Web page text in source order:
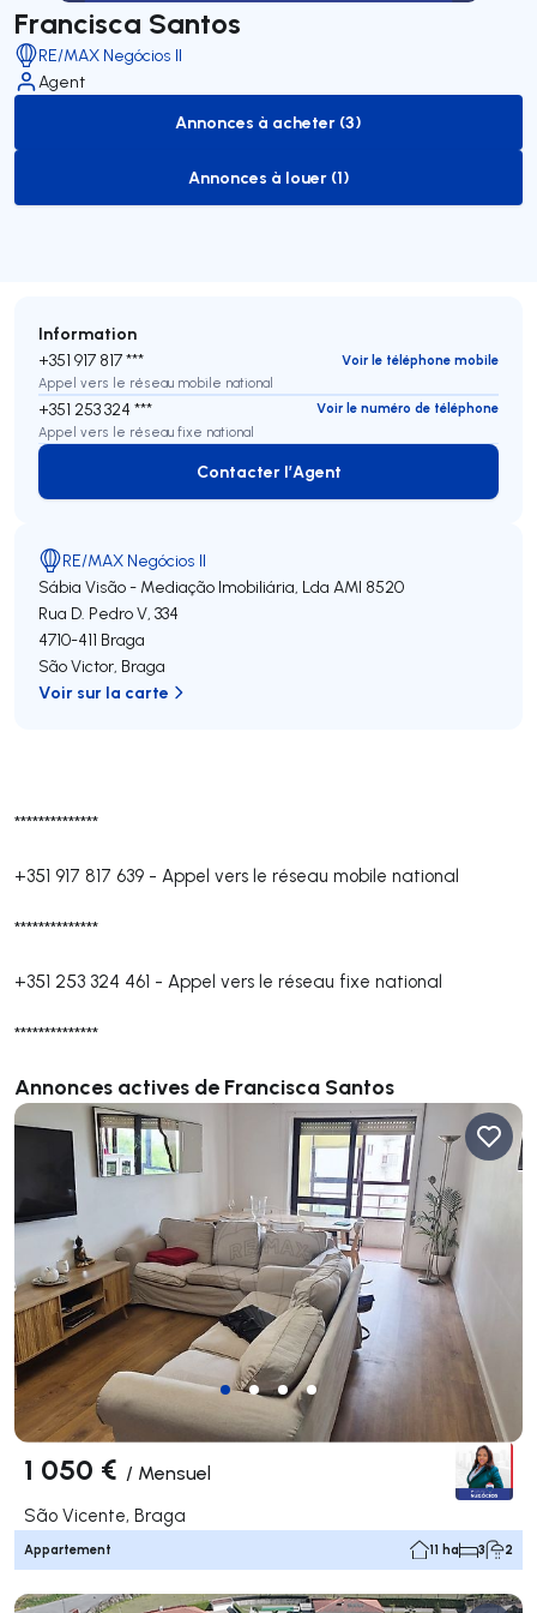
Francisca Santos
RE/MAX Negócios II
Agent
to-buy-listing
Annonces à acheter (3)
to-rent-listing
Annonces à louer (1)
**************
+351 917 817 639 - Appel vers le réseau mobile national
**************
+351 253 324 461 - Appel vers le réseau fixe national
**************
Annonces actives de Francisca Santos
1 050 € / Mensuel
São Vicente, Braga
Appartement 11 ha 3 2
Information
+351 917 817 ***
Voir le téléphone mobile
Appel vers le réseau mobile national
+351 253 324 ***
Voir le numéro de téléphone
Appel vers le réseau fixe national
Contacter l’Agent
Contacter l’Agent
RE/MAX Negócios II
Sábia Visão - Mediação Imobiliária, Lda AMI 8520
Rua D. Pedro V, 334
4710-411 Braga
São Victor, Braga
Voir sur la carte